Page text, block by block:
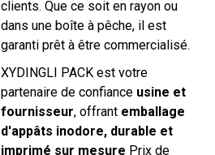
clients. Que ce soit en rayon ou
dans une boîte à pêche, il est
garanti prêt à être commercialisé.
XYDINGLI PACK est votre
partenaire de confiance usine et
fournisseur, offrant emballage
d'appâts inodore, durable et
imprimé sur mesure Prix ​​de